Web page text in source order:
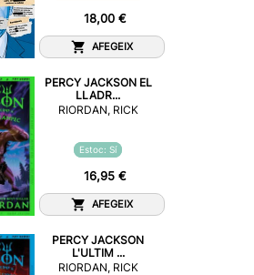
18,00 €
AFEGEIX
PERCY JACKSON EL
LLADR...
RIORDAN, RICK
Estoc: Sí
16,95 €
AFEGEIX
PERCY JACKSON
L'ULTIM ...
RIORDAN, RICK